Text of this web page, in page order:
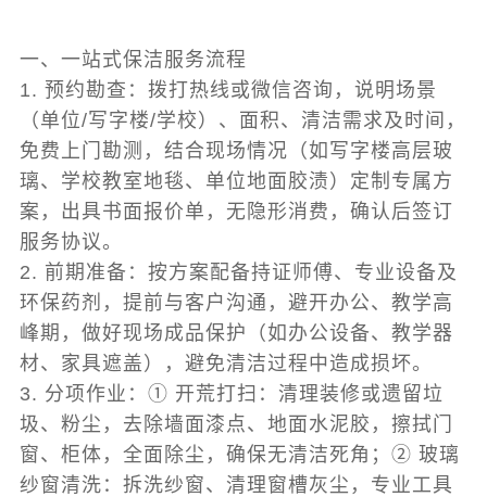
一、一站式保洁服务流程
1. 预约勘查：拨打热线或微信咨询，说明场景
（单位/写字楼/学校）、面积、清洁需求及时间，
免费上门勘测，结合现场情况（如写字楼高层玻
璃、学校教室地毯、单位地面胶渍）定制专属方
案，出具书面报价单，无隐形消费，确认后签订
服务协议。
2. 前期准备：按方案配备持证师傅、专业设备及
环保药剂，提前与客户沟通，避开办公、教学高
峰期，做好现场成品保护（如办公设备、教学器
材、家具遮盖），避免清洁过程中造成损坏。
3. 分项作业：① 开荒打扫：清理装修或遗留垃
圾、粉尘，去除墙面漆点、地面水泥胶，擦拭门
窗、柜体，全面除尘，确保无清洁死角；② 玻璃
纱窗清洗：拆洗纱窗、清理窗槽灰尘，专业工具